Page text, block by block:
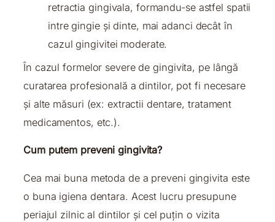
retractia gingivala, formandu-se astfel spatii
intre gingie și dinte, mai adanci decât în
cazul gingivitei moderate.
În cazul formelor severe de gingivita, pe lângă
curatarea profesională a dintilor, pot fi necesare
și alte măsuri (ex: extractii dentare, tratament
medicamentos, etc.).
Cum putem preveni gingivita?
Cea mai buna metoda de a preveni gingivita este
o buna igiena dentara. Acest lucru presupune
periajul zilnic al dintilor și cel puțin o vizita